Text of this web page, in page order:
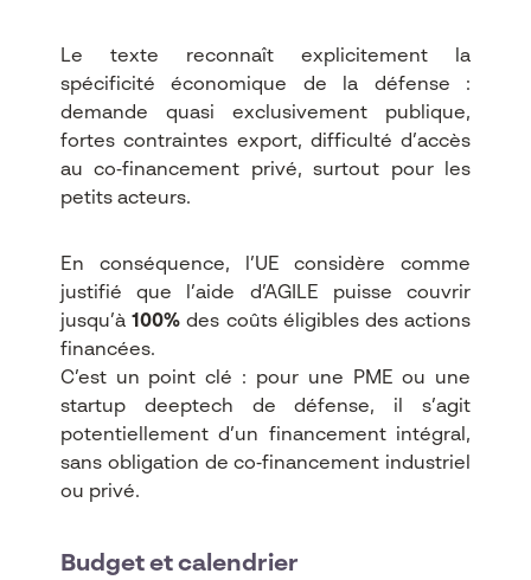
Le texte reconnaît explicitement la
spécificité économique de la défense :
demande quasi exclusivement publique,
fortes contraintes export, difficulté d’accès
au co‑financement privé, surtout pour les
petits acteurs.​
En conséquence, l’UE considère comme
justifié que l’aide d’AGILE puisse couvrir
jusqu’à 100%des coûts éligibles des actions
financées.​
C’est un point clé : pour une PME ou une
startup deeptech de défense, il s’agit
potentiellement d’un financement intégral,
sans obligation de co‑financement industriel
ou privé.
Budget et calendrier